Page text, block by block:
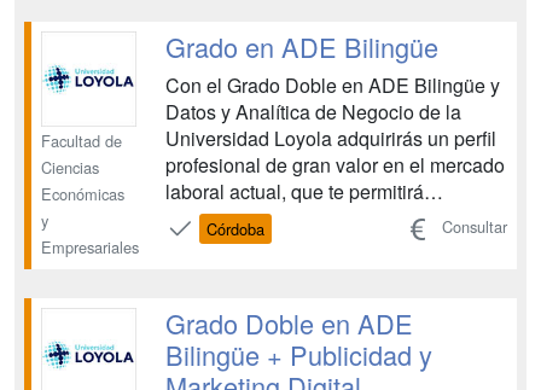
mercado laboral internacional. El
itinerario de...
Facultad de
Ciencias
Económicas
y
Empresariales
Grado en ADE Bilingüe
Con el Grado Doble en ADE Bilingüe y
Datos y Analítica de Negocio de la
Universidad Loyola adquirirás un perfil
profesional de gran valor en el mercado
laboral actual, que te permitirá
combinar los conocimientos en ciencias
económicas y financieras, la
Córdoba Consultar
Grado Doble en ADE
Bilingüe + Publicidad y